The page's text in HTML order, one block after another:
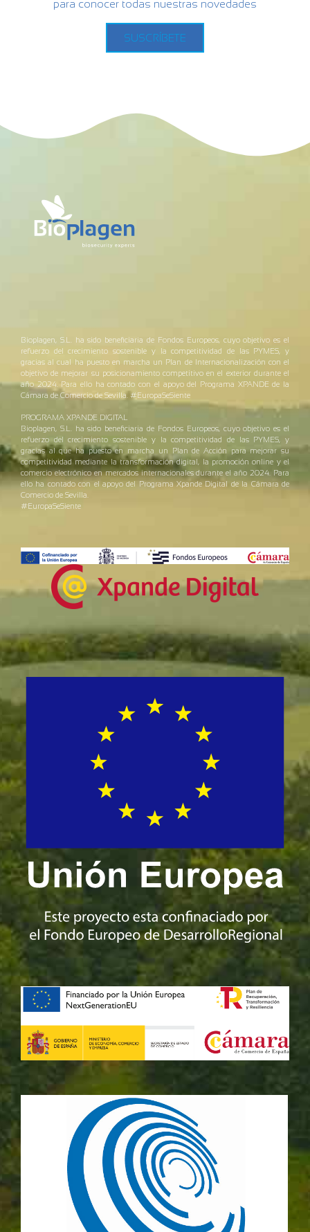
para conocer todas nuestras novedades
SUSCRÍBETE
Bioplagen, S.L. ha sido beneficiaria de Fondos Europeos, cuyo objetivo es el
refuerzo del crecimiento sostenible y la competitividad de las PYMES, y
gracias al cual ha puesto en marcha un Plan de Internacionalización con el
objetivo de mejorar su posicionamiento competitivo en el exterior durante el
año 2024. Para ello ha contado con el apoyo del Programa XPANDE de la
Cámara de Comercio de Sevilla. #EuropaSeSiente
PROGRAMA XPANDE DIGITAL
Bioplagen, S.L. ha sido beneficiaria de Fondos Europeos, cuyo objetivo es el
refuerzo del crecimiento sostenible y la competitividad de las PYMES, y
gracias al que ha puesto en marcha un Plan de Acción para mejorar su
competitividad mediante la transformación digital, la promoción online y el
comercio electrónico en mercados internacionales durante el año 2024. Para
ello ha contado con el apoyo del Programa Xpande Digital de la Cámara de
Comercio de Sevilla.
#EuropaSeSiente